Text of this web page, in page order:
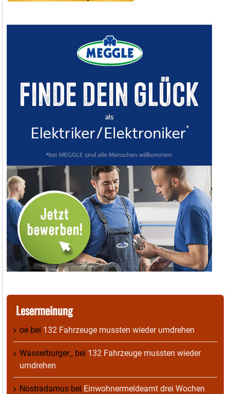
Lesermeinung
oe bei 132 Fahrzeuge mussten wieder umdrehen
Wasserburger_ bei 132 Fahrzeuge mussten wieder
umdrehen
Nostradamus bei Einwohnermeldeamt drei Wochen